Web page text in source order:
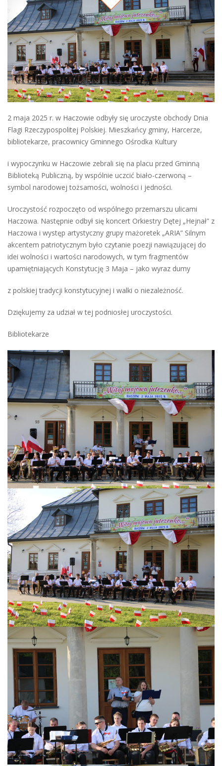
2 maja 2025 r. w Haczowie odbyły się uroczyste obchody Dnia
Flagi Rzeczypospolitej Polskiej. Mieszkańcy gminy, Harcerze,
bibliotekarze, pracownicy Gminnego Ośrodka Kultury
i wypoczynku w Haczowie zebrali się na placu przed Gminną
Biblioteką Publiczną, by wspólnie uczcić biało-czerwoną –
symbol narodowej tożsamości, wolności i jedności.
Uroczystość rozpoczęto od wspólnego przemarszu ulicami
Haczowa. Następnie odbył się koncert Orkiestry Dętej „Hejnał” z
Haczowa i występ artystyczny grupy mażoretek „ARIA” Silnym
akcentem patriotycznym było czytanie poezji nawiązującej do
idei wolności i wartości narodowych, w tym fragmentów
upamiętniających Konstytucję 3 Maja – jako wyraz dumy
z polskiej tradycji konstytucyjnej i walki o niezależność.
Dziękujemy za udział w tej podniosłej uroczystości.
Bibliotekarze